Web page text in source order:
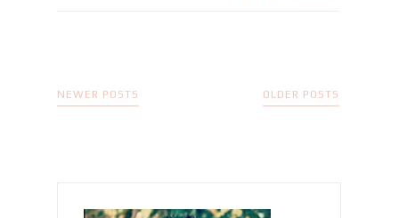
NEWER POSTS OLDER POSTS